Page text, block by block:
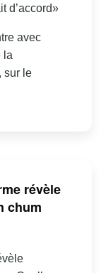
d’accord»
avec
la
sur le
révèle
chum